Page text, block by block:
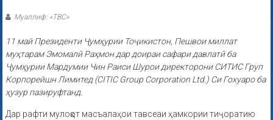
Муаллиф: «ТВС»
11 май Президенти Ҷумҳурии Тоҷикистон, Пешвои миллат
муҳтарам Эмомалӣ Раҳмон дар доираи сафари давлатӣ ба
Ҷумҳурии Мардумии Чин Раиси Шурои директорони СИТИС Груп
Корпорейшн Лимитед (CITIC Group Corporation Ltd.) Си Гохуаро ба
ҳузур пазируфтанд.
Дар рафти мулоқот масъалаҳои тавсеаи ҳамкории тиҷоратию